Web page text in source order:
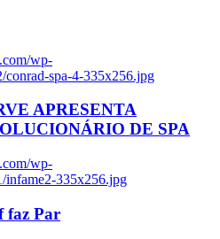
wp-
conrad-spa-4-335x256.jpg
APRESENTA
DE SPA
wp-
infame2-335x256.jpg
faz Par